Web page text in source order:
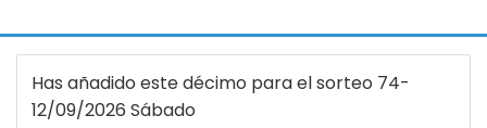
Has añadido este décimo para el sorteo 74-
12/09/2026 Sábado